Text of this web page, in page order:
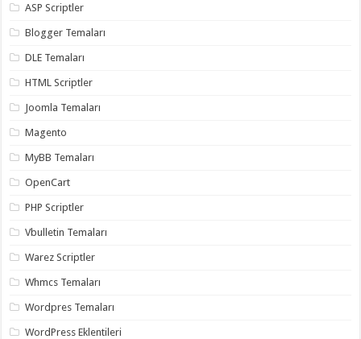
ASP Scriptler
Blogger Temaları
DLE Temaları
HTML Scriptler
Joomla Temaları
Magento
MyBB Temaları
OpenCart
PHP Scriptler
Vbulletin Temaları
Warez Scriptler
Whmcs Temaları
Wordpres Temaları
WordPress Eklentileri